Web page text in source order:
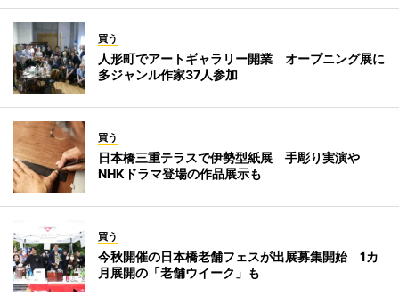
買う
人形町でアートギャラリー開業 オープニング展に
多ジャンル作家37人参加
買う
日本橋三重テラスで伊勢型紙展 手彫り実演や
NHKドラマ登場の作品展示も
買う
今秋開催の日本橋老舗フェスが出展募集開始 1カ
月展開の「老舗ウイーク」も